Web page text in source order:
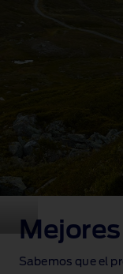
Sabemos que el